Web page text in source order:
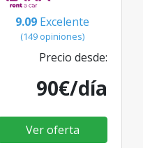
9.09 Excelente
(149 opiniones)
Precio desde:
90€/día
Ver oferta